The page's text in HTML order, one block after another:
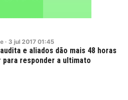
· 3 jul 2017 01:45
e aliados dão mais 48 horas
para responder a ultimato